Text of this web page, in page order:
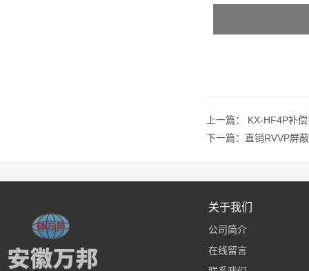
上一篇： KX-HF4P补
下一篇： 直销RVVP屏
关于我们
公司简介
在线留言